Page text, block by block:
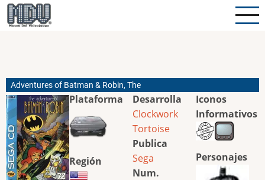
Pasar
al
Adventures of Batman & Robin, The
Plataforma
Región
Desarrolla
Clockwork
Tortoise
Publica
Sega
Num.
Iconos
Informativos
Personajes